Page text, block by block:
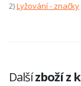
2)Lyžování - značky
Dalšízboží z